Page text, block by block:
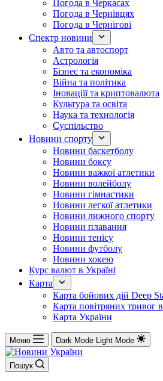
Погода в Черкасах
Погода в Чернівцях
Погода в Чернігові
Спектр новини
Авто та автоспорт
Астрологія
Бізнес та економіка
Війна та політика
Іноваціії та криптовалюта
Культура та освіта
Наука та технологія
Суспільство
Новини спорту
Новини баскетболу
Новини боксу
Новини важкої атлетики
Новини волейболу
Новини гімнастики
Новини легкої атлетики
Новини лижного спорту
Новини плавання
Новини тенісу
Новини футболу
Новини хокею
Курс валют в Україні
Карта
Карта бойових дій Deep
Карта повітряних тривог в
Карта України
Меню Dark Mode Light Mode
Пошук